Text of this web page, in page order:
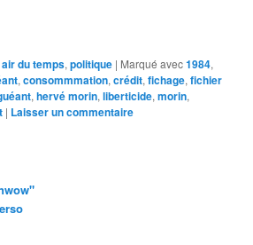
air du temps,politique | Marqué avec1984,
,consommmation,crédit,fichage,fichier
,hervé morin,liberticide,morin,
| Laisser un commentaire